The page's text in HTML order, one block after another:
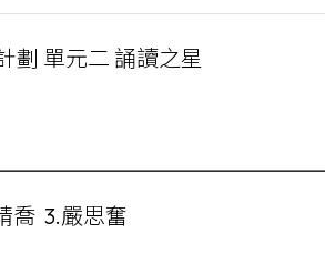
劃 單元二 誦讀之星
喬 3.嚴思奮